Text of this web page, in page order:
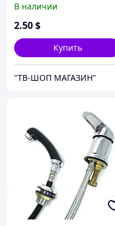
В наличии
2.50$
Купить
"ТВ-ШОП МАГАЗИН"